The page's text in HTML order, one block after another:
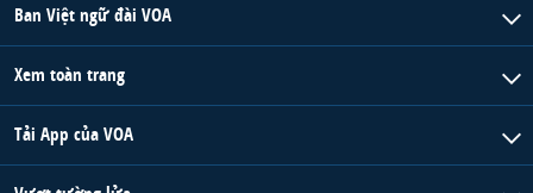
Ban Việt ngữ đài VOA
Xem toàn trang
Tải App của VOA